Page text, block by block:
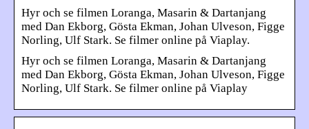
Hyr och se filmen Loranga, Masarin & Dartanjang
med Dan Ekborg, Gösta Ekman, Johan Ulveson, Figge
Norling, Ulf Stark. Se filmer online på Viaplay.
Hyr och se filmen Loranga, Masarin & Dartanjang
med Dan Ekborg, Gösta Ekman, Johan Ulveson, Figge
Norling, Ulf Stark. Se filmer online på Viaplay